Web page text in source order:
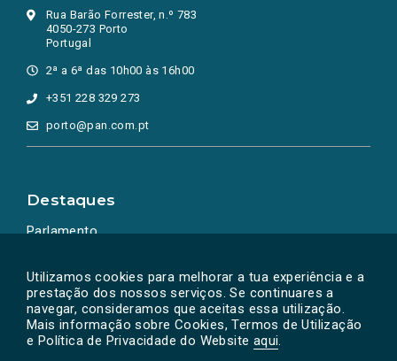
Utilizamos cookies para melhorar a tua experiência e a
prestação dos nossos serviços. Se continuares a
navegar, consideramos que aceitas essa utilização.
Mais informação sobre Cookies, Termos de Utilização
e Política de Privacidade do Website aqui.
Rua Barão Forrester, n.º 783
4050-273 Porto
Portugal
2ª a 6ª das 10h00 às 16h00
+351 228 329 273
porto@pan.com.pt
Destaques
Parlamento